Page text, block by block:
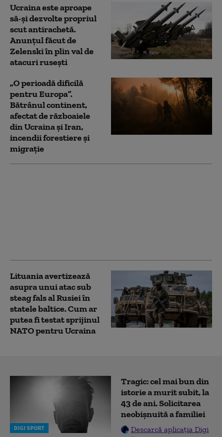
Ucraina este aproape
să-și dezvolte propriul
scut antirachetă.
Anunțul făcut de
Zelenski în plin val de
atacuri rusești
„O perioadă dificilă
pentru Europa”.
Bătrânul continent,
afectat de războaiele
din Ucraina și Iran,
incendii forestiere și
migrație
Lituania avertizează
asupra unui atac sub
steag fals al Rusiei în
statele baltice. Cum ar
putea fi testat sprijinul
NATO pentru Ucraina
DIGI SPORT
Tragic: cel mai bun din
istorie a murit subit, la
43 de ani. Solicitarea
neobișnuită a familiei
Descarcă aplicația Digi